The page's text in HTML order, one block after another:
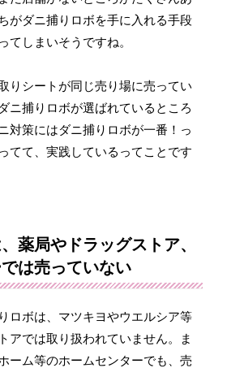
がダニ捕りロボを手に入れる手段
てしまいそうですね。
りシートが同じ売り場に売ってい
ニ捕りロボが選ばれているところ
対策にはダニ捕りロボが一番！っ
てて、実践しているってことです
薬局やドラッグストア、
は売っていない
ロボは、マツキヨやウエルシア等
アでは取り扱われていません。ま
ーム等のホームセンターでも、売